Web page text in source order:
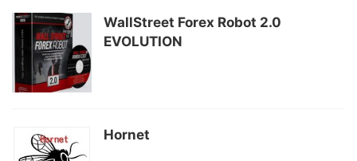
WallStreet Forex Robot 2.0
EVOLUTION
Hornet